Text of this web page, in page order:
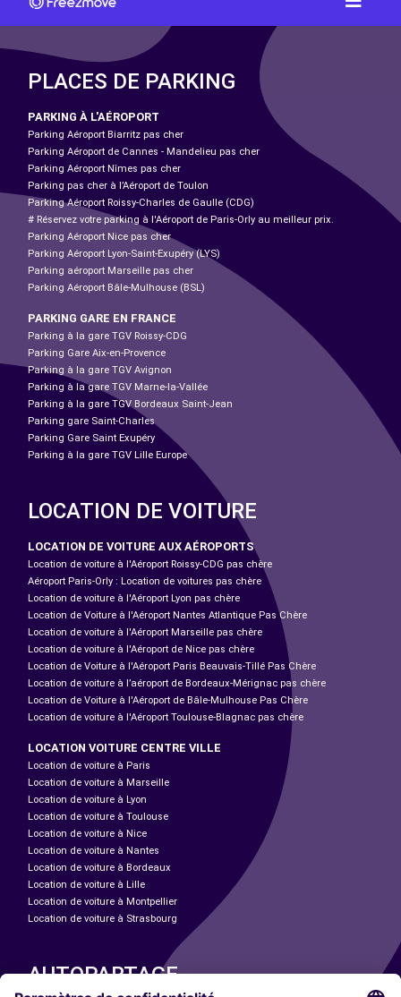
PLACES DE PARKING
PARKING À L'AÉROPORT
Parking Aéroport Biarritz pas cher
Parking Aéroport de Cannes - Mandelieu pas cher
Parking Aéroport Nîmes pas cher
Parking pas cher à l’Aéroport de Toulon
Parking Aéroport Roissy-Charles de Gaulle (CDG)
# Réservez votre parking à l'Aéroport de Paris-Orly au meilleur prix.
Parking Aéroport Nice pas cher
Parking Aéroport Lyon-Saint-Exupéry (LYS)
Parking aéroport Marseille pas cher
Parking Aéroport Bâle-Mulhouse (BSL)
PARKING GARE EN FRANCE
Parking à la gare TGV Roissy-CDG
Parking Gare Aix-en-Provence
Parking à la gare TGV Avignon
Parking à la gare TGV Marne-la-Vallée
Parking à la gare TGV Bordeaux Saint-Jean
Parking gare Saint-Charles
Parking Gare Saint Exupéry
Parking à la gare TGV Lille Europe
LOCATION DE VOITURE
LOCATION DE VOITURE AUX AÉROPORTS
Location de voiture à l'Aéroport Roissy-CDG pas chère
Aéroport Paris-Orly : Location de voitures pas chère
Location de voiture à l'Aéroport Lyon pas chère
Location de Voiture à l'Aéroport Nantes Atlantique Pas Chère
Location de voiture à l'Aéroport Marseille pas chère
Location de voiture à l'Aéroport de Nice pas chère
Location de Voiture à l'Aéroport Paris Beauvais-Tillé Pas Chère
Location de voiture à l’aéroport de Bordeaux-Mérignac pas chère
Location de Voiture à l'Aéroport de Bâle-Mulhouse Pas Chère
Location de voiture à l'Aéroport Toulouse-Blagnac pas chère
LOCATION VOITURE CENTRE VILLE
Location de voiture à Paris
Location de voiture à Marseille
Location de voiture à Lyon
Location de voiture à Toulouse
Location de voiture à Nice
Location de voiture à Nantes
Location de voiture à Bordeaux
Location de voiture à Lille
Location de voiture à Montpellier
Location de voiture à Strasbourg
AUTOPARTAGE